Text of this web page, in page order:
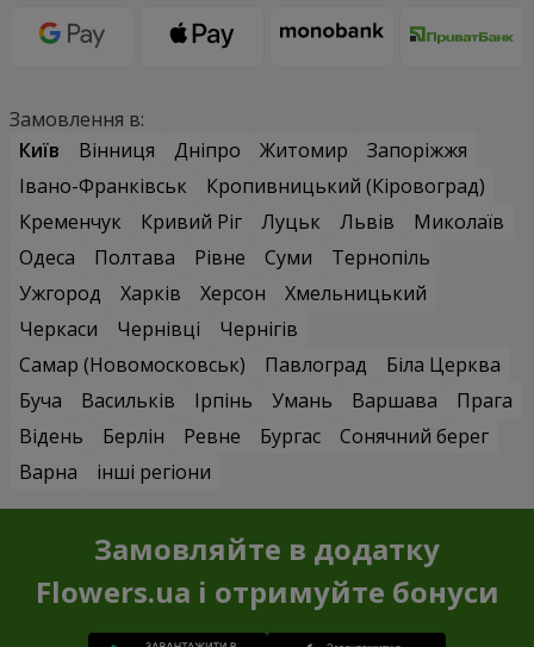
Замовлення в:
Київ
Вінниця Дніпро Житомир
Запоріжжя
Івано-Франківськ
Кропивницький (Кіровоград)
Кременчук
Кривий Ріг Луцьк Львів
Миколаїв
Одеса
Полтава Рівне Суми
Тернопіль
Ужгород
Харків Херсон
Хмельницький
Черкаси
Чернівці
Чернігів
Самар (Новомосковськ)
Павлоград
Біла Церква
Буча
Васильків Ірпінь Умань Варшава
Прага
Відень
Берлін Ревне Бургас
Сонячний берег
Варна
інші регіони
Замовляйте в додатку
Flowers.ua і отримуйте бонуси